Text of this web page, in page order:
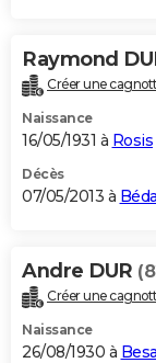
Raymond
Créer une
Naissance
16/05/1931 à Rosis
Décès
07/05/2013 à
Andre DUR
Créer une
Naissance
26/08/1930 à